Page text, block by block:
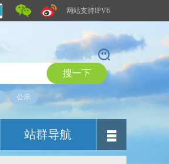
网站支持IPV6
智能问答
公示
站群导航